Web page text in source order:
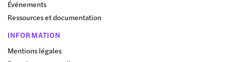
Événements
Ressources et documentation
INFORMATION
Mentions légales